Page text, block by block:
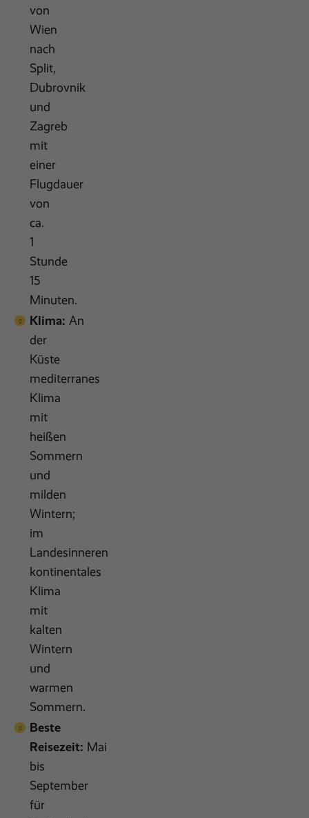
von
Wien
nach
Split,
Dubrovnik
und
Zagreb
mit
einer
Flugdauer
von
ca.
1
Stunde
15
Minuten.
Klima: An
der
Küste
mediterranes
Klima
mit
heißen
Sommern
und
milden
Wintern;
im
Landesinneren
kontinentales
Klima
mit
kalten
Wintern
und
warmen
Sommern.
Beste
Reisezeit: Mai
bis
September
für